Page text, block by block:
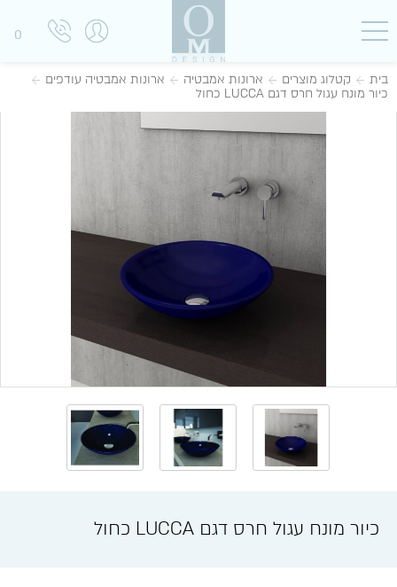
0
בית קטלוג מוצרים ארונות אמבטיה
ארונות אמבטיה עודפים
כיור מונח עגול חרס דגם LUCCA כחול
כיור מונח עגול חרס דגם LUCCA כחול